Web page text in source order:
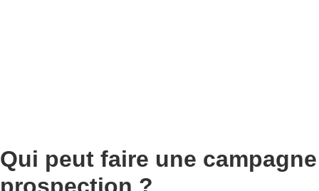
Qui peut faire une